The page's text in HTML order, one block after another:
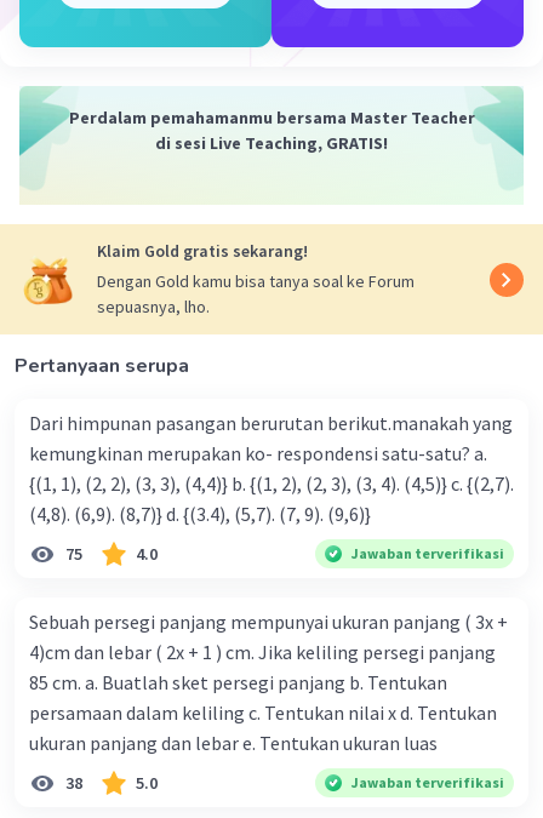
jumlahnya tak terhitung.
tubuhmu termasuk himpunan tak berhingga.
Perdalam pemahamanmu bersama Master Teacher
di sesi Live Teaching, GRATIS!
Klaim Gold gratis sekarang!
Dengan Gold kamu bisa tanya soal ke Forum
sepuasnya, lho.
Pertanyaan serupa
Dari himpunan pasangan berurutan berikut.manakah yang
kemungkinan merupakan ko- respondensi satu-satu? a.
{(1, 1), (2, 2), (3, 3), (4,4)} b. {(1, 2), (2, 3), (3, 4). (4,5)} c. {(2,7).
(4,8). (6,9). (8,7)} d. {(3.4), (5,7). (7, 9). (9,6)}
75 4.0 Jawaban terverifikasi
Sebuah persegi panjang mempunyai ukuran panjang ( 3x +
4)cm dan lebar ( 2x + 1 ) cm. Jika keliling persegi panjang
85 cm. a. Buatlah sket persegi panjang b. Tentukan
persamaan dalam keliling c. Tentukan nilai x d. Tentukan
ukuran panjang dan lebar e. Tentukan ukuran luas
38 5.0 Jawaban terverifikasi